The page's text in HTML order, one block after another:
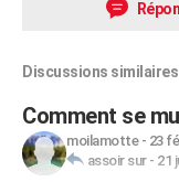
Discussions similaires
Comment se
moilamotte- 23
assoir sur- 21